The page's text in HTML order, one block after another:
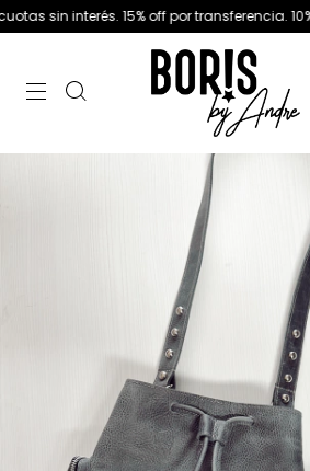
interés. 15% off por transferencia. 10% off